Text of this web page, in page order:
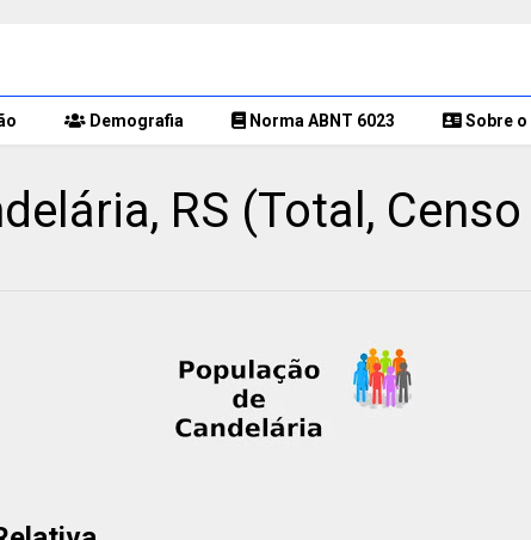
Demografia Norma ABNT 6023 Sobre
RS (Total,